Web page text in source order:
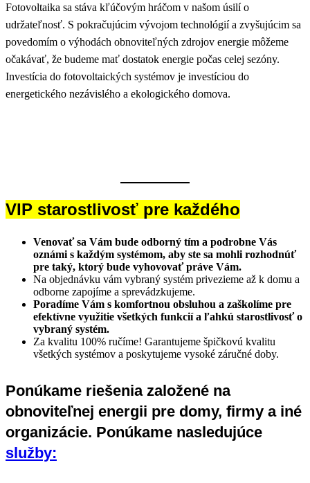
Fotovoltaika sa stáva kľúčovým hráčom v našom úsilí o
udržateľnosť. S pokračujúcim vývojom technológií a zvyšujúcim sa
povedomím o výhodách obnoviteľných zdrojov energie môžeme
očakávať, že budeme mať dostatok energie počas celej sezóny.
Investícia do fotovoltaických systémov je investíciou do
energetického nezávislého a ekologického domova.
VIP starostlivosť pre každého
Venovať sa Vám bude odborný tím a podrobne Vás
oznámi s každým systémom, aby ste sa mohli rozhodnúť
pre taký, ktorý bude vyhovovať práve Vám.
Na objednávku vám vybraný systém privezieme až k domu a
odborne zapojíme a sprevádzkujeme.
Poradíme Vám s komfortnou obsluhou a zaškolíme pre
efektívne využitie všetkých funkcií a ľahkú starostlivosť o
vybraný systém.
Za kvalitu 100% ručíme! Garantujeme špičkovú kvalitu
všetkých systémov a poskytujeme vysoké záručné doby.
Ponúkame riešenia založené na
obnoviteľnej energii pre domy, firmy a iné
organizácie. Ponúkame nasledujúce
služby: